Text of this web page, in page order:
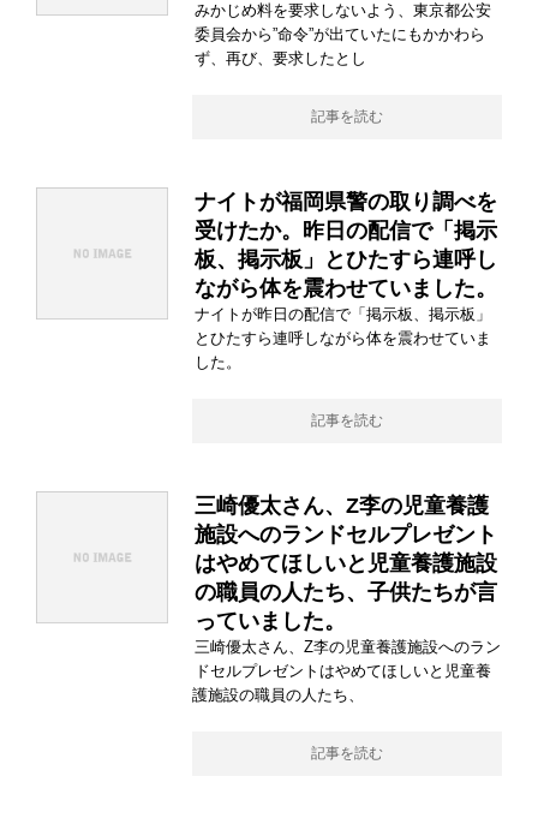
みかじめ料を要求しないよう、東京都公安
委員会から”命令”が出ていたにもかかわら
ず、再び、要求したとし
記事を読む
ナイトが福岡県警の取り調べを
受けたか。昨日の配信で「掲示
板、掲示板」とひたすら連呼し
ながら体を震わせていました。
ナイトが昨日の配信で「掲示板、掲示板」
とひたすら連呼しながら体を震わせていま
した。
記事を読む
三崎優太さん、Z李の児童養護
施設へのランドセルプレゼント
はやめてほしいと児童養護施設
の職員の人たち、子供たちが言
っていました。
三崎優太さん、Z李の児童養護施設へのラン
ドセルプレゼントはやめてほしいと児童養
護施設の職員の人たち、
記事を読む